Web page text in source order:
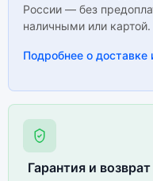
России — без
наличными или картой.
Подробнее о доставке
Гарантия и возврат